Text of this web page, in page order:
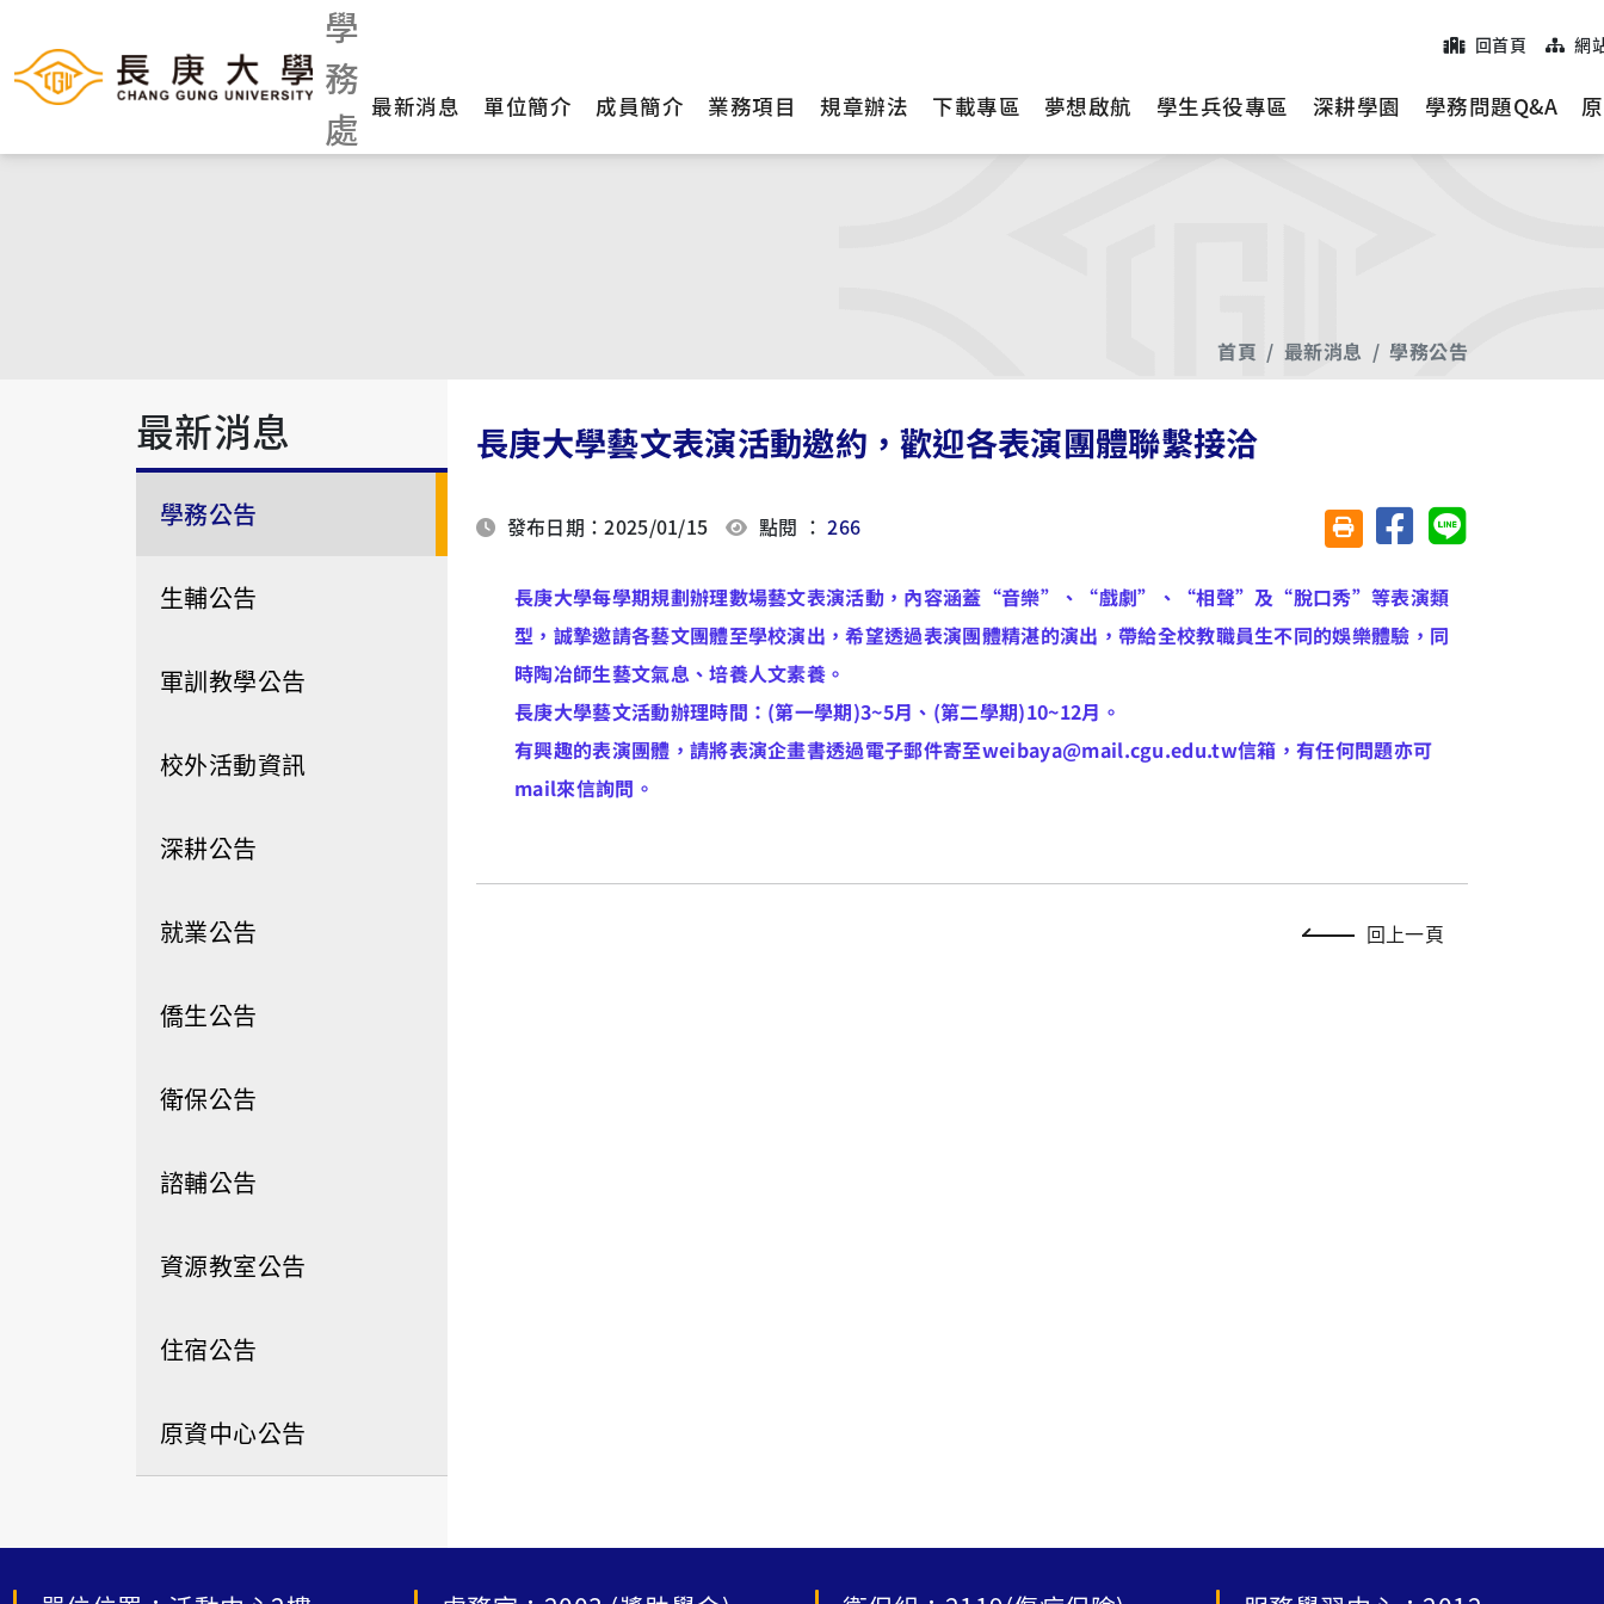
學
務
處
回首頁 網
最新消息 單位簡介 成員簡介 業務項目 規章辦法 下載專區 夢想啟航 學生兵役專區 深耕學園 學務問題Q&A
首頁 最新消息 學務公告
最新消息
學務公告
生輔公告
軍訓教學公告
校外活動資訊
深耕公告
就業公告
僑生公告
衛保公告
諮輔公告
資源教室公告
住宿公告
原資中心公告
長庚大學藝文表演活動邀約，歡迎各表演團體聯繫接洽
發布日期：2025/01/15 點閱 ：266 友善列印(另開視窗)
分享至臉書分享至 Line
長庚大學每學期規劃辦理數場藝文表演活動，內容涵蓋“音樂”、“戲劇”、“相聲”及“脫口秀”等表演類
型，誠摯邀請各藝文團體至學校演出，希望透過表演團體精湛的演出，帶給全校教職員生不同的娛樂體驗，同
時陶冶師生藝文氣息、培養人文素養。
長庚大學藝文活動辦理時間：(第一學期)3~5月、(第二學期)10~12月。
有興趣的表演團體，請將表演企畫書透過電子郵件寄至weibaya@mail.cgu.edu.tw信箱，有任何問題亦可
mail來信詢問。
回上一頁